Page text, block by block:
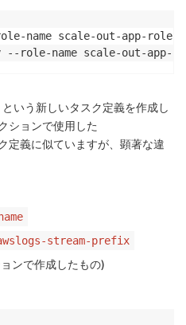
name scale-out-app-
--role-name scale-out-
という新しいタスク定義を作成し
ションで使用した
定義に似ていますが、顕著な違
stream-prefix
ンで作成したもの)